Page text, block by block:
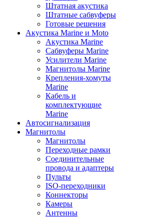
Штатная акустика
Штатные сабвуферы
Готовые решения
Акустика Marine и Moto
Акустика Marine
Сабвуферы Marine
Усилители Marine
Магнитолы Marine
Крепления-хомуты
Marine
Кабель и
комплектующие
Marine
Автосигнализация
Магнитолы
Магнитолы
Переходные рамки
Соединительные
провода и адаптеры
Пульты
ISO-переходники
Коннекторы
Камеры
Антенны